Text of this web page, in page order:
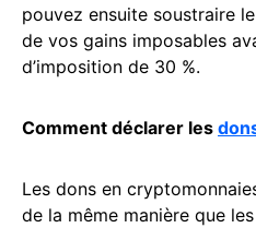
pouvez ensuite soustraire
de vos gains imposables
d’imposition de 30 %.
Comment déclarer les
Les dons en
de la même manière que